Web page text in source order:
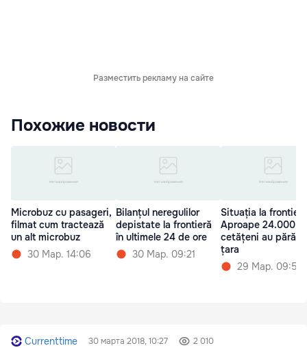
Разместить рекламу на сайте
Похожие новости
Microbuz cu pasageri,
filmat cum tractează
un alt microbuz
30 Мар. 14:06
Bilanțul neregulilor
depistate la frontieră
în ultimele 24 de ore
30 Мар. 09:21
Situația la
Aproape 24.000
cetățeni au părăsit
țara
29 Мар. 09:50
Currenttime 30 марта 2018, 10:27 2 010